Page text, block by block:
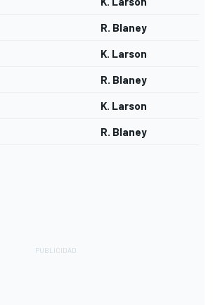
R. Blaney
K. Larson
R. Blaney
K. Larson
R. Blaney